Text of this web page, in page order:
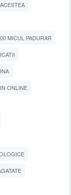
MICUL PADURAR
ONLINE